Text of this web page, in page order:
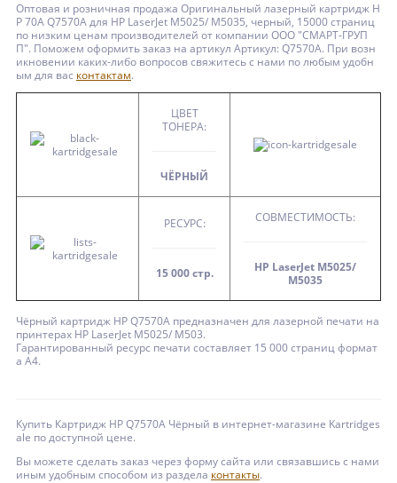
Оптовая и розничная продажа Оригинальный лазерный картридж H
P 70A Q7570A для HP LaserJet M5025/ M5035, черный, 15000 страниц
по низким ценам производителей от компании ООО "СМАРТ-ГРУП
П". Поможем оформить заказ на артикул Артикул: Q7570A. При возн
икновении каких-либо вопросов свяжитесь с нами по любым удобн
ым для вас контактам.
ЦВЕТ
ТОНЕРА:
ЧЁРНЫЙ
РЕСУРС:
15 000 стр.
СОВМЕСТИМОСТЬ:
HP LaserJet M5025/
M5035
Чёрный картридж HP Q7570A предназначен для лазерной печати на
принтерах HP LaserJet M5025/ M503.
Гарантированный ресурс печати составляет 15 000 страниц формат
а А4.
Купить Картридж HP Q7570A Чёрный в интернет-магазине Kartridges
ale по доступной цене.
Вы можете сделать заказ через форму сайта или связавшись с нами
иным удобным способом из раздела контакты.